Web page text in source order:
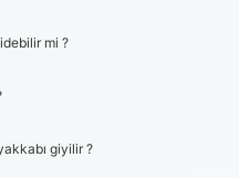
mi ?
giyilir ?